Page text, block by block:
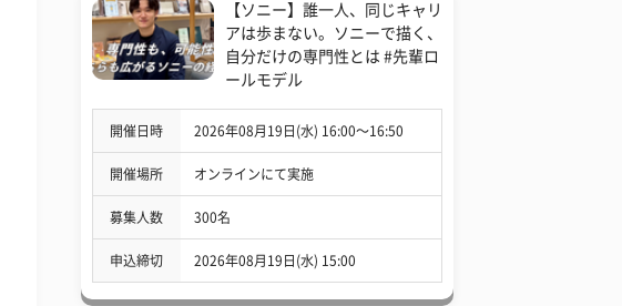
【ソニー】誰一人、同じキャリ
アは歩まない。ソニーで描く、
自分だけの専門性とは #先輩ロ
ールモデル
開催日時 2026年08月19日(水) 16:00〜16:50
開催場所 オンラインにて実施
募集人数 300名
申込締切 2026年08月19日(水) 15:00